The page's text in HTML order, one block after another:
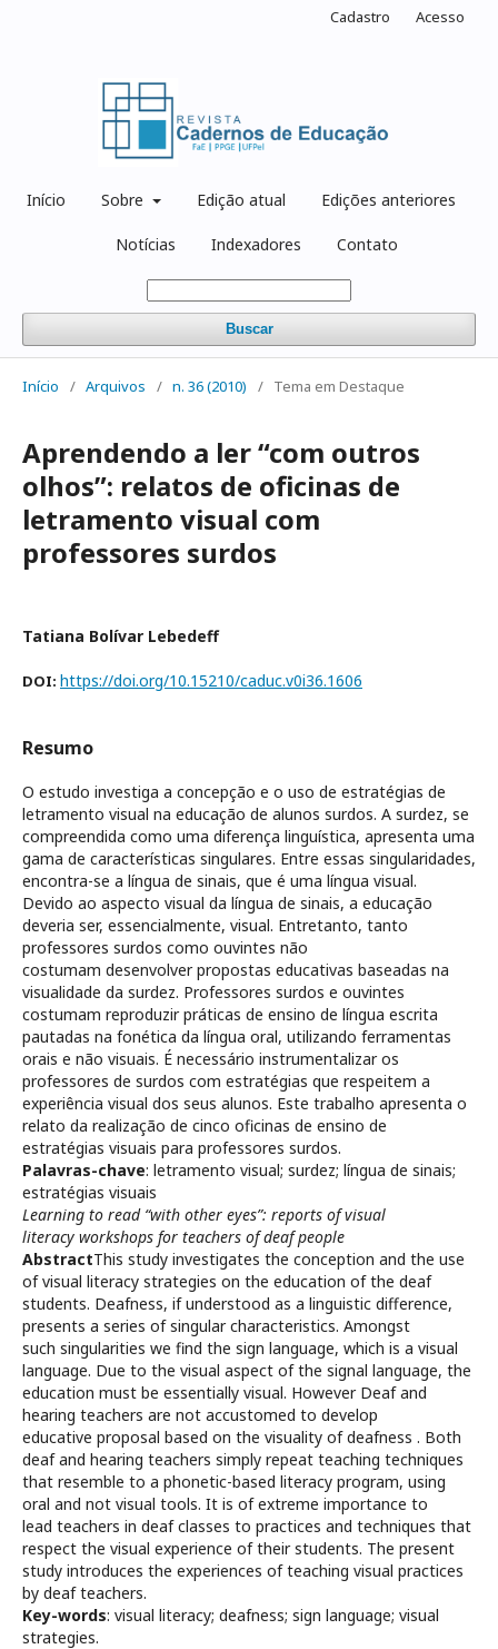
Início Sobre Edição atual Edições anteriores
Notícias Indexadores Contato
Buscar
Cadastro Acesso
Início / Arquivos / n. 36 (2010) / Tema em Destaque
Aprendendo a ler “com outros
olhos”: relatos de oficinas de
letramento visual com
professores surdos
Tatiana Bolívar Lebedeff
DOI: https://doi.org/10.15210/caduc.v0i36.1606
Resumo
O estudo investiga a concepção e o uso de estratégias de
letramento visual na educação de alunos surdos. A surdez, se
compreendida como uma diferença linguística, apresenta uma
gama de características singulares. Entre essas singularidades,
encontra-se a língua de sinais, que é uma língua visual.
Devido ao aspecto visual da língua de sinais, a educação
deveria ser, essencialmente, visual. Entretanto, tanto
professores surdos como ouvintes não
costumam desenvolver propostas educativas baseadas na
visualidade da surdez. Professores surdos e ouvintes
costumam reproduzir práticas de ensino de língua escrita
pautadas na fonética da língua oral, utilizando ferramentas
orais e não visuais. É necessário instrumentalizar os
professores de surdos com estratégias que respeitem a
experiência visual dos seus alunos. Este trabalho apresenta o
relato da realização de cinco oficinas de ensino de
estratégias visuais para professores surdos.
Palavras-chave: letramento visual; surdez; língua de sinais;
estratégias visuais
Learning to read “with other eyes”: reports of visual
literacy workshops for teachers of deaf people
AbstractThis study investigates the conception and the use
of visual literacy strategies on the education of the deaf
students. Deafness, if understood as a linguistic difference,
presents a series of singular characteristics. Amongst
such singularities we find the sign language, which is a visual
language. Due to the visual aspect of the signal language, the
education must be essentially visual. However Deaf and
hearing teachers are not accustomed to develop
educative proposal based on the visuality of deafness . Both
deaf and hearing teachers simply repeat teaching techniques
that resemble to a phonetic-based literacy program, using
oral and not visual tools. It is of extreme importance to
lead teachers in deaf classes to practices and techniques that
respect the visual experience of their students. The present
study introduces the experiences of teaching visual practices
by deaf teachers.
Key-words: visual literacy; deafness; sign language; visual
strategies.